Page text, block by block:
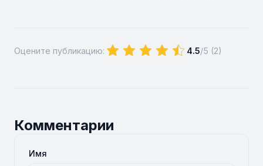
Оцените публикацию: 4.5/5 (2)
Комментарии
Имя